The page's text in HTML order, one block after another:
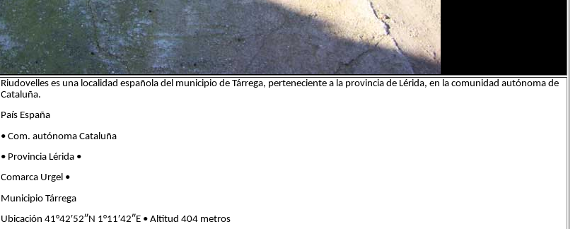
Riudovelles es una localidad española del municipio de Tárrega, perteneciente a la provincia de Lérida, en la comunidad autónoma de
Cataluña.
País España
• Com. autónoma Cataluña
• Provincia Lérida •
Comarca Urgel •
Municipio Tárrega
Ubicación 41°42′52″N 1°11′42″E • Altitud 404 metros